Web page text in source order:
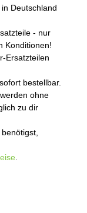
Deutschland
- nur
Konditionen!
Ersatzteilen
bestellbar.
ohne
zu dir